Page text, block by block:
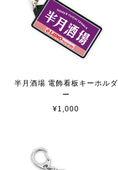
半月酒場 電飾看板キーホルダ
ー
¥1,000